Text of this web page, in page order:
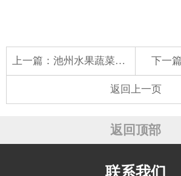
上一篇： 池州水果蔬菜配送公司 下一
返回上一页
返回顶部
联系我们